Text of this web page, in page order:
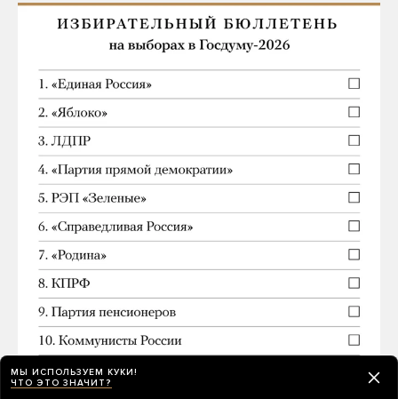
МЫ ИСПОЛЬЗУЕМ КУКИ!
ЧТО ЭТО ЗНАЧИТ?